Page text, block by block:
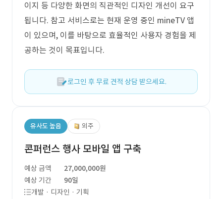
이지 등 다양한 화면의 직관적인 디자인 개선이 요구
됩니다. 참고 서비스로는 현재 운영 중인 mineTV 앱
이 있으며, 이를 바탕으로 효율적인 사용자 경험을 제
공하는 것이 목표입니다.
로그인 후 무료 견적 상담 받으세요.
유사도 높음 외주
콘퍼런스 행사 모바일 앱 구축
예상 금액
27,000,000원
예상 기간
90일
개발 · 디자인 · 기획